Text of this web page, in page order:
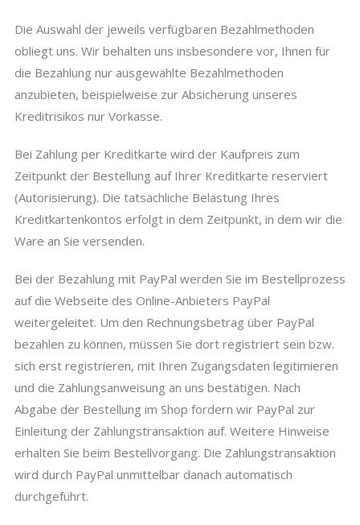
Die Auswahl der jeweils verfügbaren Bezahlmethoden
obliegt uns. Wir behalten uns insbesondere vor, Ihnen für
die Bezahlung nur ausgewählte Bezahlmethoden
anzubieten, beispielweise zur Absicherung unseres
Kreditrisikos nur Vorkasse.
Bei Zahlung per Kreditkarte wird der Kaufpreis zum
Zeitpunkt der Bestellung auf Ihrer Kreditkarte reserviert
(Autorisierung). Die tatsächliche Belastung Ihres
Kreditkartenkontos erfolgt in dem Zeitpunkt, in dem wir die
Ware an Sie versenden.
Bei der Bezahlung mit PayPal werden Sie im Bestellprozess
auf die Webseite des Online-Anbieters PayPal
weitergeleitet. Um den Rechnungsbetrag über PayPal
bezahlen zu können, müssen Sie dort registriert sein bzw.
sich erst registrieren, mit Ihren Zugangsdaten legitimieren
und die Zahlungsanweisung an uns bestätigen. Nach
Abgabe der Bestellung im Shop fordern wir PayPal zur
Einleitung der Zahlungstransaktion auf. Weitere Hinweise
erhalten Sie beim Bestellvorgang. Die Zahlungstransaktion
wird durch PayPal unmittelbar danach automatisch
durchgeführt.